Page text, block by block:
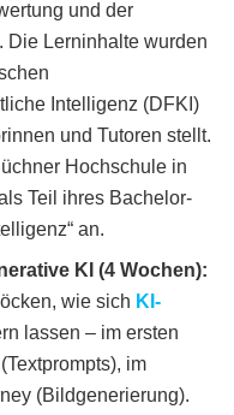
und der
Die Lerninhalte wurden
Intelligenz (DFKI)
und Tutoren stellt.
Hochschule in
Teil ihres Bachelor-
an.
KI (4 Wochen):
wie sich KI-
lassen – im ersten
(Textprompts), im
(Bildgenerierung).